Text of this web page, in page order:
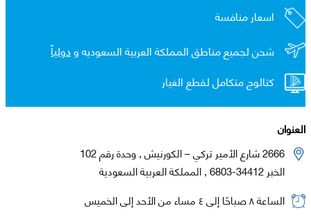
اسعار منافسة
شحن لجميع مناطق المملكة العربية السعوديه ودولياً
كتالوج متكامل لقطع الغيار
العنوان
2666 شارع الأمير تركي – الكورنيش , وحدة رقم 102
الخبر 34412-6803 , المملكة العربية السعودية
الساعة ٨ صباحًا إلى ٤ مساء من الأحد إلى الخميس